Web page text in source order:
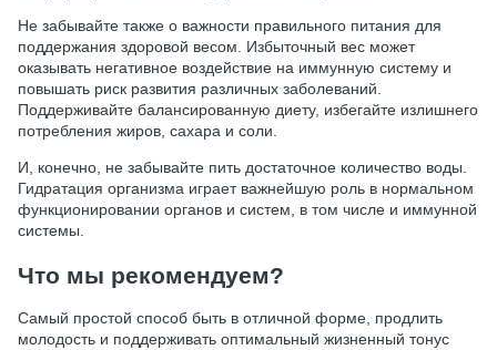
Не забывайте также о важности правильного питания для
поддержания здоровой весом. Избыточный вес может
оказывать негативное воздействие на иммунную систему и
повышать риск развития различных заболеваний.
Поддерживайте балансированную диету, избегайте излишнего
потребления жиров, сахара и соли.
И, конечно, не забывайте пить достаточное количество воды.
Гидратация организма играет важнейшую роль в нормальном
функционировании органов и систем, в том числе и иммунной
системы.
Что мы рекомендуем?
Самый простой способ быть в отличной форме, продлить
молодость и поддерживать оптимальный жизненный тонус